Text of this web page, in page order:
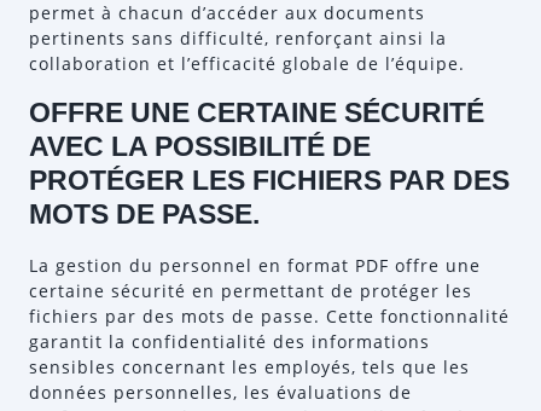
permet à chacun d’accéder aux documents
pertinents sans difficulté, renforçant ainsi la
collaboration et l’efficacité globale de l’équipe.
OFFRE UNE CERTAINE SÉCURITÉ
AVEC LA POSSIBILITÉ DE
PROTÉGER LES FICHIERS PAR DES
MOTS DE PASSE.
La gestion du personnel en format PDF offre une
certaine sécurité en permettant de protéger les
fichiers par des mots de passe. Cette fonctionnalité
garantit la confidentialité des informations
sensibles concernant les employés, tels que les
données personnelles, les évaluations de